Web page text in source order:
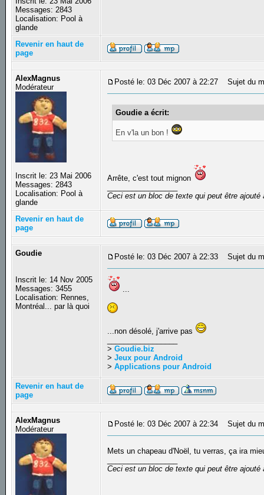
Messages: 2843
Localisation: Pool à
glande
Revenir en haut de
page
AlexMagnus
Modérateur
Inscrit le: 23 Mai 2006
Messages: 2843
Localisation: Pool à
glande
Posté le: 03 Déc 2007 à 22:27 Sujet du
Goudie a écrit:
En v'la un bon !
Arrête, c'est tout mignon
Ceci est un bloc de texte qui peut être
Revenir en haut de
page
Goudie
Inscrit le: 14 Nov 2005
Messages: 3455
Localisation: Rennes,
Montréal... par là quoi
Posté le: 03 Déc 2007 à 22:33 Sujet du
...
...non désolé, j'arrive pas
>Goudie.biz
>Jeux pour Android
>Applications pour Android
Revenir en haut de
page
AlexMagnus
Modérateur
Posté le: 03 Déc 2007 à 22:34 Sujet du
Mets un chapeau d'Noël, tu verras, ça ira
Ceci est un bloc de texte qui peut être